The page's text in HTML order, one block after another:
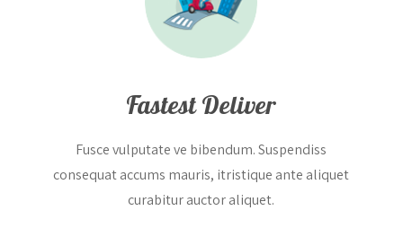
Fastest Deliver
Fusce vulputate ve bibendum. Suspendiss
consequat accums mauris, itristique ante aliquet
curabitur auctor aliquet.